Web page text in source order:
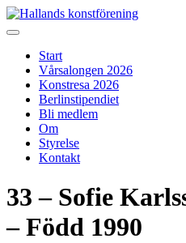
Skip
to
Start
Vårsalongen 2026
Konstresa 2026
Berlinstipendiet
Bli medlem
Om
Styrelse
Kontakt
33 – Sofie
– Född 1990